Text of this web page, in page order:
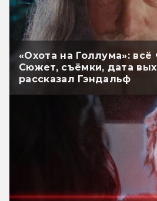
«Охота на Голлума»: всё
Сюжет, съёмки, дата
рассказал Гэндальф